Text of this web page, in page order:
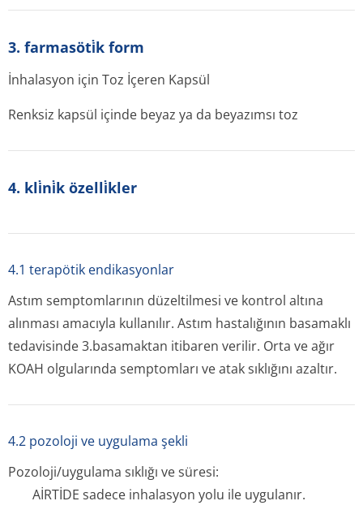
3. farmasöti̇k form
İnhalasyon için Toz İçeren Kapsül
Renksiz kapsül içinde beyaz ya da beyazımsı toz
4. kli̇ni̇k özelli̇kler
4.1 terapötik endikasyonlar
Astım semptomlarının düzeltilmesi ve kontrol altına
alınması amacıyla kullanılır. Astım hastalığının basamaklı
tedavisinde 3.basamaktan itibaren verilir. Orta ve ağır
KOAH olgularında semptomları ve atak sıklığını azaltır.
4.2 pozoloji ve uygulama şekli
Pozoloji/uygulama sıklığı ve süresi:
AİRTİDE sadece inhalasyon yolu ile uygulanır.